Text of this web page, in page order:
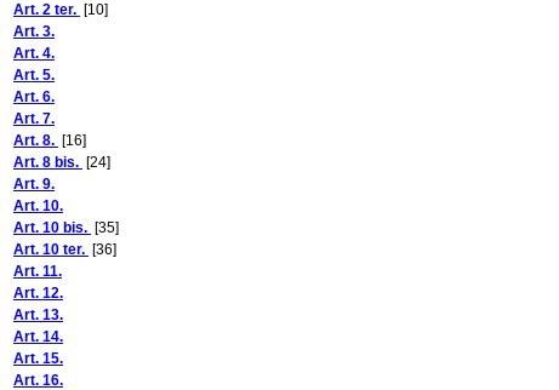
Art. 2 ter. [10]
Art. 3.
Art. 4.
Art. 5.
Art. 6.
Art. 7.
Art. 8. [16]
Art. 8 bis. [24]
Art. 9.
Art. 10.
Art. 10 bis. [35]
Art. 10 ter. [36]
Art. 11.
Art. 12.
Art. 13.
Art. 14.
Art. 15.
Art. 16.